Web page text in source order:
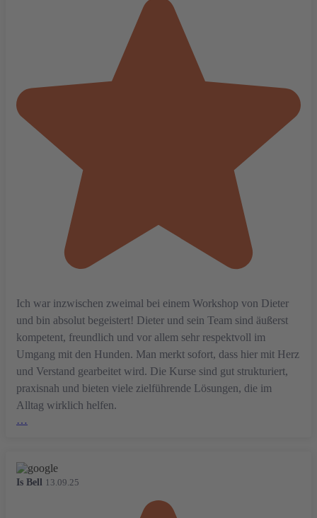
Ich war inzwischen zweimal bei einem Workshop von Dieter
und bin absolut begeistert! Dieter und sein Team sind äußerst
kompetent, freundlich und vor allem sehr respektvoll im
Umgang mit den Hunden. Man merkt sofort, dass hier mit Herz
und Verstand gearbeitet wird. Die Kurse sind gut strukturiert,
praxisnah und bieten viele zielführende Lösungen, die im
Alltag wirklich helfen.
…
Is Bell 13.09.25